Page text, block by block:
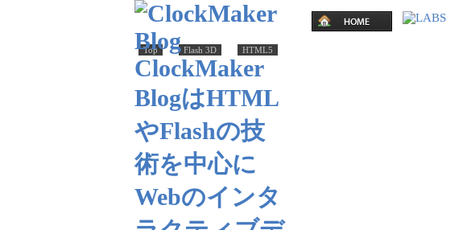
Top Flash 3D HTML5